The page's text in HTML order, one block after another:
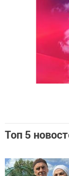
Топ 5